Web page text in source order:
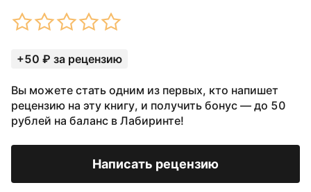
+50 ₽ за рецензию
Вы можете стать одним из первых, кто напишет
рецензию на эту книгу, и получить бонус — до 50
рублей на баланс в Лабиринте!
Написать рецензию